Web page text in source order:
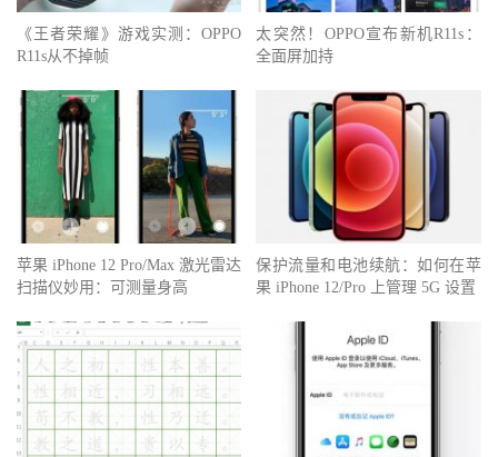
《王者荣耀》游戏实测：OPPO
R11s从不掉帧
太突然！OPPO宣布新机R11s：
全面屏加持
苹果 iPhone 12 Pro/Max 激光雷达
扫描仪妙用：可测量身高
保护流量和电池续航：如何在苹
果 iPhone 12/Pro 上管理 5G 设置